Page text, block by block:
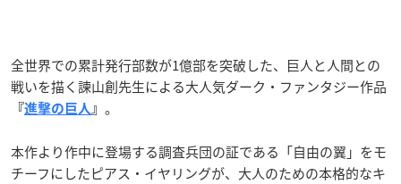
全世界での累計発行部数が1億部を突破した、巨人と人間との
戦いを描く諫山創先生による大人気ダーク・ファンタジー作品
『進撃の巨人 』 。
本作より作中に登場する調査兵団の証である「自由の翼」をモ
チーフにしたピアス・イヤリングが、大人のための本格的なキ